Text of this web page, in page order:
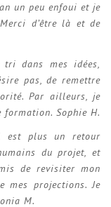
un peu enfoui et je
d’être là et de
dans mes idées,
pas, de remettre
Par ailleurs, je
Sophie H.
est plus un retour
du projet, et
de revisiter mon
mes projections. Je
M.